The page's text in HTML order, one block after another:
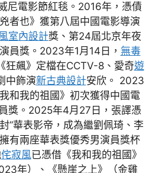
尼電影節紅毯。2016年，憑債
者也》獲第八屆中國電影導演
室內設計獎、第24屆北京年夜
員獎。2023年1月14日， 無毒
狂飆》定檔在CCTV-8、愛奇遊
中飾演新古典設計安欣。 2023
和我的祖國》初次獲得中國電
獎。2025年4月27日，張譯憑
”華表影帝，成為繼劉佩琦、李
有兩座華表獎優秀男演員獎杯
侘寂風已憑借《我和我的祖國》
年）、《懸崖之上》（金雞